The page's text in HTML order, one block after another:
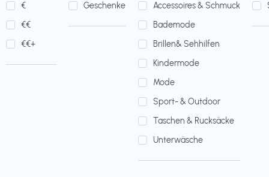
€‎
€‎€‎
€‎€‎+
Geschenke
Accessoires & Schmuck
Bademode
Brillen& Sehhilfen
Kindermode
Mode
Sport- & Outdoor
Taschen & Rucksäcke
Unterwäsche